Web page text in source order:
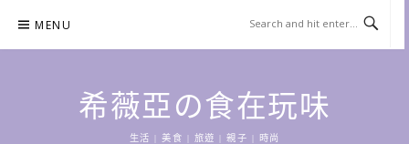
content
MENU
希薇亞の食在玩味
生活 | 美食 | 旅遊 | 親子 | 時尚